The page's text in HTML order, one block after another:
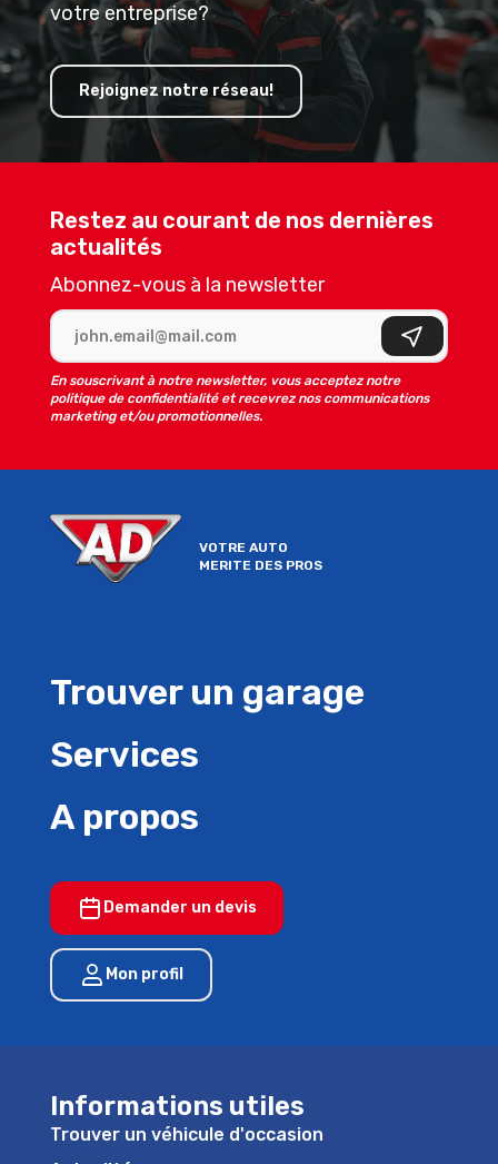
VOTRE AUTO
MERITE DES PROS
Trouver un garage
Services
A propos
Demander un devis
Mon profil
Informations utiles
Trouver un véhicule d'occasion
Restez au courant de nos dernières
actualités
Abonnez-vous à la newsletter
S'inscrire
En souscrivant à notre newsletter, vous acceptez notre
politique de confidentialité et recevrez nos communications
marketing et/ou promotionnelles.
votre entreprise?
Rejoignez notre réseau!